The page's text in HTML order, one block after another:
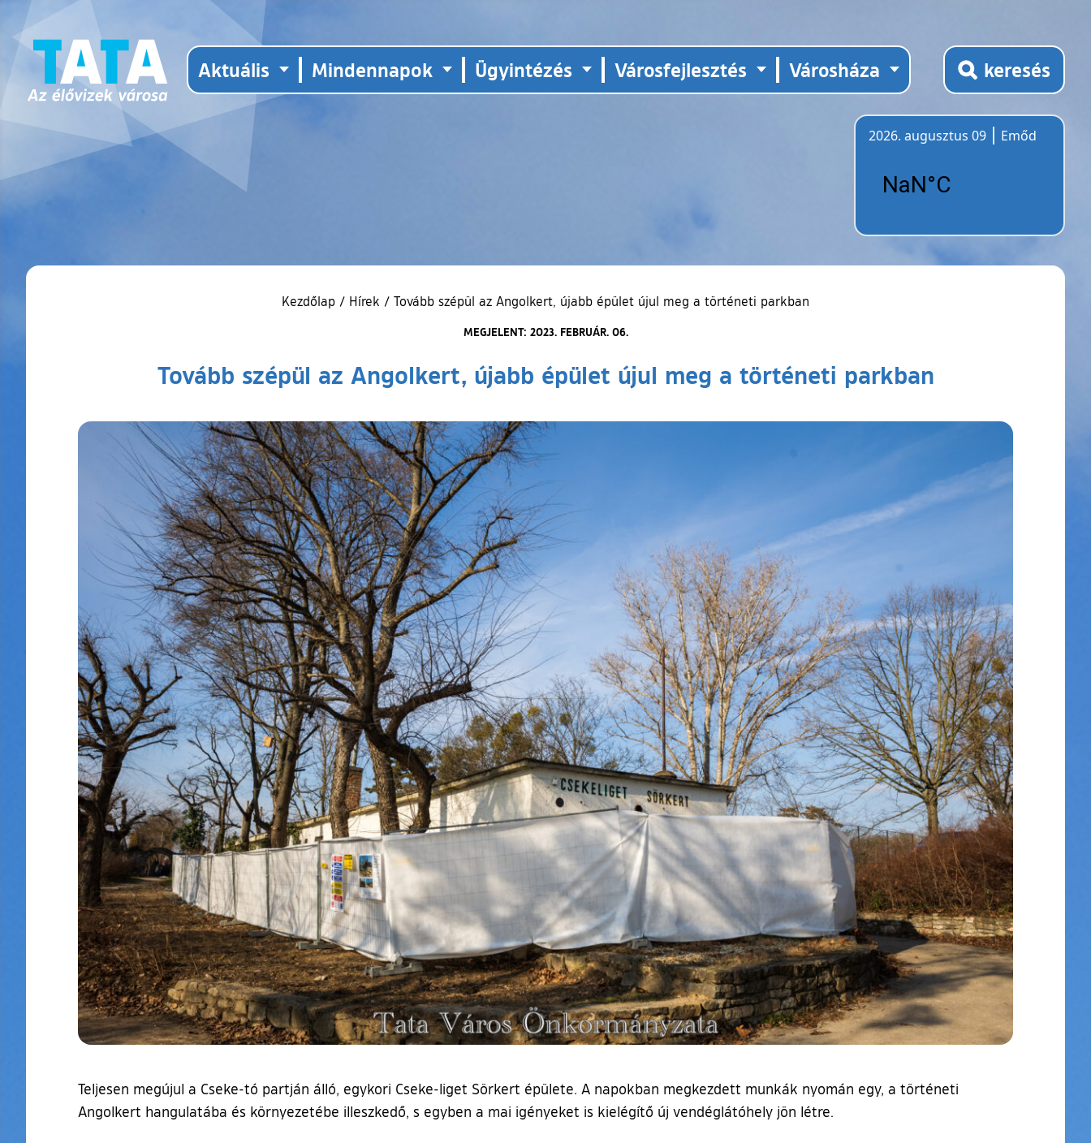
Aktuális Mindennapok Ügyintézés Városfejlesztés Városháza keresés
2026. augusztus 09
Emőd
Kezdőlap / Hírek / Tovább szépül az Angolkert, újabb épület újul meg a történeti parkban
MEGJELENT: 2023. FEBRUÁR. 06.
Tovább szépül az Angolkert, újabb épület újul meg a történeti parkban
Teljesen megújul a Cseke-tó partján álló, egykori Cseke-liget Sörkert épülete. A napokban megkezdett munkák nyomán egy, a történeti
Angolkert hangulatába és környezetébe illeszkedő, s egyben a mai igényeket is kielégítő új vendéglátóhely jön létre.